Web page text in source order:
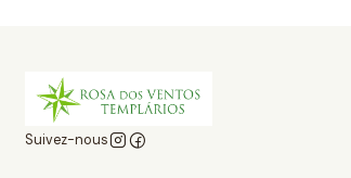
Suivez-nous